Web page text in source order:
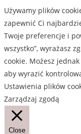
Używamy plików
zapewnić Ci
Twoje preferencje i
wszystko”, wyrażasz
cookie. Możesz
aby wyrazić
Ustawienia plików
Zarządzaj zgodą
Close